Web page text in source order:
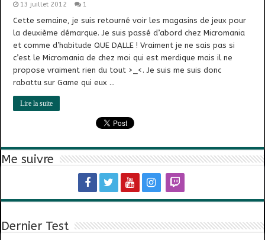
13 juillet 2012 1
Cette semaine, je suis retourné voir les magasins de jeux pour
la deuxième démarque. Je suis passé d’abord chez Micromania
et comme d’habitude QUE DALLE ! Vraiment je ne sais pas si
c’est le Micromania de chez moi qui est merdique mais il ne
propose vraiment rien du tout >_<. Je suis me suis donc
rabattu sur Game qui eux …
Lire la suite
Me suivre
Dernier Test